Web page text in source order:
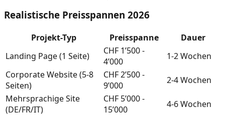
Realistische Preisspannen 2026
Projekt-Typ Preisspanne
Dauer
Landing Page (1 Seite)
CHF 1’500 -
4’000
1-2 Wochen
Corporate Website (5-8
Seiten)
CHF 2’500 -
9’000
2-4 Wochen
Mehrsprachige Site
(DE/FR/IT)
CHF 5’000 -
15’000
4-6 Wochen